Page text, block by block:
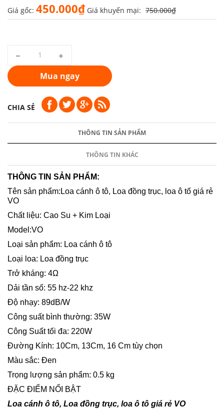
Giá gốc: 450.000₫ Giá khuyến mại: 750.000₫
Mua ngay
CHIA SẺ
THÔNG TIN SẢN PHẨM
THÔNG TIN KHÁC
THÔNG TIN SẢN PHẨM:
Tên sản phẩm:Loa cánh ô tô, Loa đồng trục, loa ô tố giá rẻ
VO
Chất liệu: Cao Su + Kim Loại
Model:VO
Loại sản phẩm: Loa cánh ô tô
Loại loa: Loa đồng trục
Trở kháng: 4Ω
Dải tần số: 55 hz-22 khz
Độ nhạy: 89dB/W
Công suất bình thường: 35W
Công Suất tối đa: 220W
Đường Kính: 10Cm, 13Cm, 16 Cm tùy chọn
Màu sắc: Đen
Trọng lượng sản phẩm: 0.5 kg
ĐẶC ĐIỂM NỔI BẬT
Loa cánh ô tô, Loa đồng trục, loa ô tô giá rẻ VO